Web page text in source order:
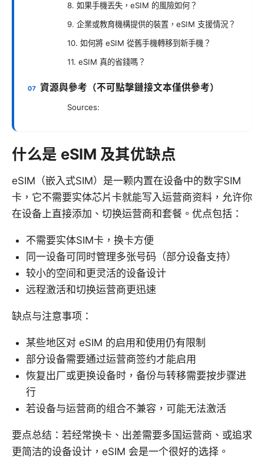
8. 如果手機丟失，eSIM 的風險如何？
9. 企業或教育機構提供的裝置，eSIM 支援情況？
10. 如何將 eSIM 從舊手機轉移到新手機？
11. eSIM 真的省錢嗎？
資源與參考（不可點擊鏈接文本僅供參考）
Sources:
什么是 eSIM 及其优缺点
eSIM（嵌入式SIM）是一颗内置在设备中的数字SIM
卡，它不需要实体芯片卡就能写入运营商资料，允许你
在设备上直接添加、切换运营商和套餐。优点包括：
不需要实体SIM卡，换卡方便
同一设备可同时管理多张号码（部分设备支持）
较小的空间和更灵活的设备设计
远程激活和切换运营商更迅速
缺点与注意事项：
某些地区对 eSIM 的启用和使用仍有限制
部分设备需要通过运营商签约才能启用
恢复出厂或更换设备时，备份与转移需要按步骤进
行
若设备与运营商的组合不兼容，可能无法激活
要点总结：若经常换卡、出差需要多国运营商、或追求
更简洁的设备设计，eSIM 会是一个很好的选择。